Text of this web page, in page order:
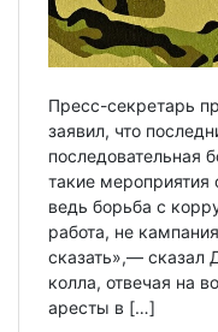
Пресс-секретарь
заявил, что
последовательная
такие мероприятия
ведь борьба с
работа, не
сказать»,— сказал
колла, отвечая на
аресты в […]